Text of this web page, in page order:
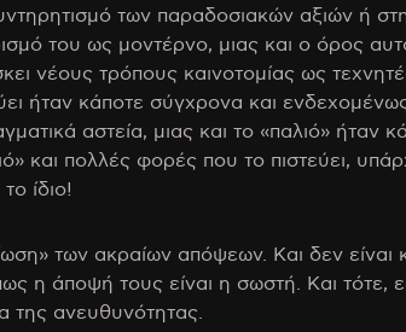
των παραδοσιακών αξιών ή
του ως μοντέρνο, μιας και ο όρος
νέους τρόπους καινοτομίας ως
ήταν κάποτε σύγχρονα και
αστεία, μιας και το «παλιό»
και πολλές φορές που το πιστεύει,
ίδιο!
των ακραίων απόψεων. Και δεν
η άποψή τους είναι η σωστή. Και
της ανευθυνότητας.